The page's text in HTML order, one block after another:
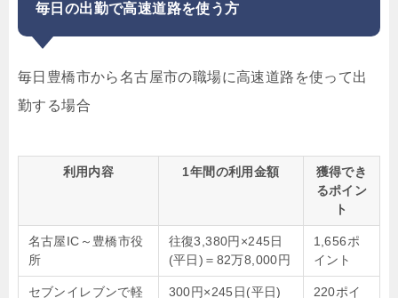
毎日の出勤で高速道路を使う方
毎日豊橋市から名古屋市の職場に高速道路を使って出
勤する場合
利用内容 1年間の利用金額
獲得でき
るポイン
ト
名古屋IC～豊橋市役
所
往復3,380円×245日
(平日)＝82万8,000円
1,656ポ
イント
セブンイレブンで軽
300円×245日(平日)
220ポイ